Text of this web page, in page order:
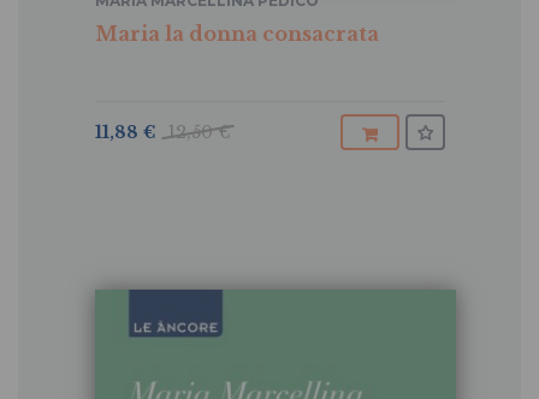
Maria la donna consacrata
12,50 €
11,88 €